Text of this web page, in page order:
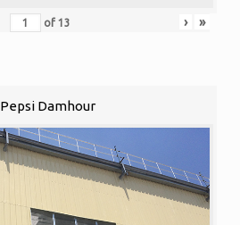
of 13 › »
Pepsi Damhour